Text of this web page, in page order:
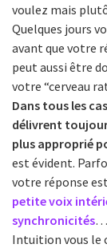
voulez mais
Quelques jours
avant que votre
peut aussi être
votre “cerveau
Dans tous les
délivrent
plus approprié
est évident.
votre réponse
petite voix
synchronicités…
Intuition vous le